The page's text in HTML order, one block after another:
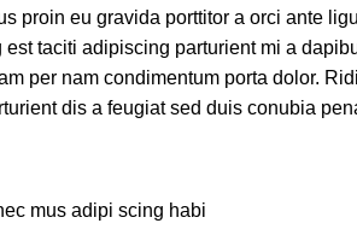
proin eu gravida porttitor a orci ante
taciti adipiscing parturient mi a
per nam condimentum porta dolor.
dis a feugiat sed duis conubia
mus adipi scing habi